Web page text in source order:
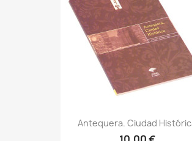
Antequera. Ciudad